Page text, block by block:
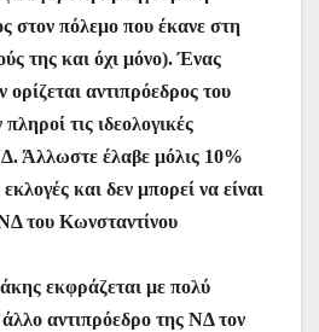
στον πόλεμο που έκανε στη
της και όχι μόνο). Ένας
ορίζεται αντιπρόεδρος του
τις ιδεολογικές
Άλλωστε έλαβε μόλις 10%
και δεν μπορεί να είναι
του Κωνσταντίνου
εκφράζεται με πολύ
άλλο αντιπρόεδρο της ΝΔ τον